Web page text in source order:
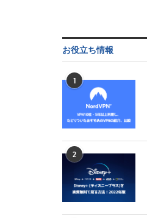
お役立ち情報
1
2